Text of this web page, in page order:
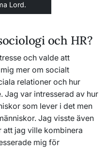
Lord.
och HR?
och valde att
mer om socialt
relationer och hur
Jag var intresserad av hur
som lever i det men
Jag visste även
att jag ville kombinera
mig för